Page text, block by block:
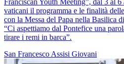
Franciscan Youth Meeting”, dal 3 al 6
vaticani il programma e le finalità
con la Messa del Papa nella Basilica
“Ci aspettiamo dal Pontefice una
tirare i remi in barca”.
San Francesco Assisi Giovani